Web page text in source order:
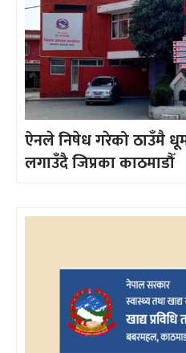
ऐनले निषेध गरेको ठाउँमै
लगाउँदै जिप्रका काठमाडौँ